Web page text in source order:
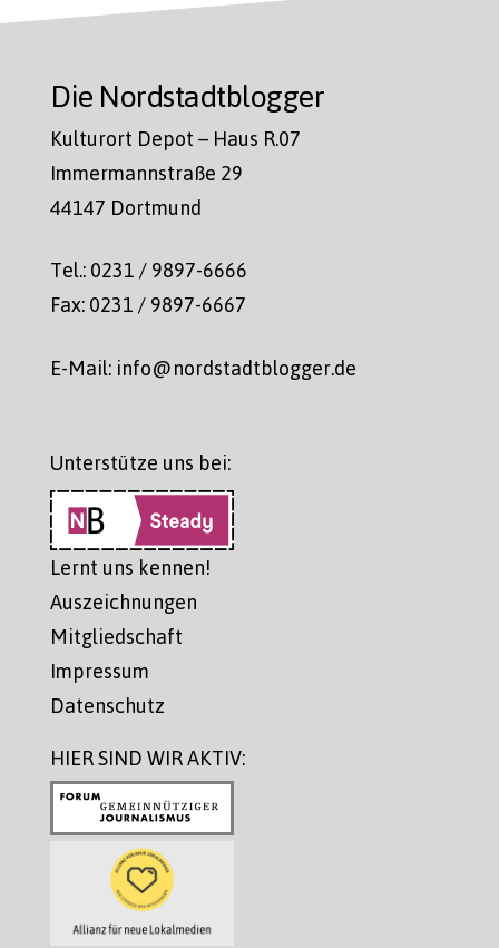
Die Nordstadtblogger
Kulturort Depot – Haus R.07
Immermannstraße 29
44147 Dortmund
Tel.: 0231 / 9897-6666
Fax: 0231 / 9897-6667
E-Mail: info@nordstadtblogger.de
Unterstütze uns bei:
Lernt uns kennen!
Auszeichnungen
Mitgliedschaft
Impressum
Datenschutz
HIER SIND WIR AKTIV: